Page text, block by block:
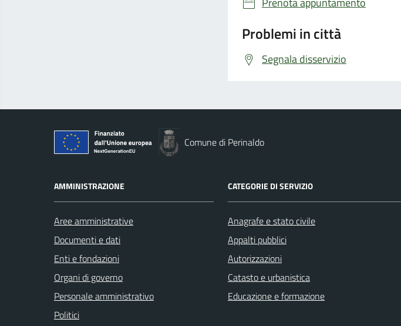
Problemi in città
Segnala disservizio
Comune di Perinaldo
AMMINISTRAZIONE
Aree amministrative
Documenti e dati
Enti e fondazioni
Organi di governo
Personale amministrativo
Politici
CATEGORIE DI SERVIZIO
Anagrafe e stato civile
Appalti pubblici
Autorizzazioni
Catasto e urbanistica
Educazione e formazione